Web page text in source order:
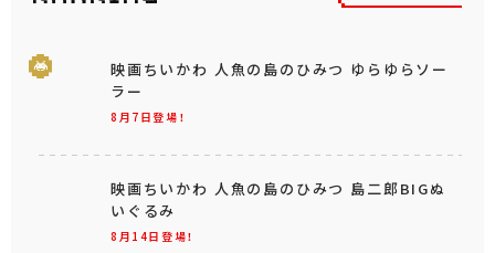
8月7日登場！
映画ちいかわ 人魚の島のひみつ ゆらゆらソー
ラー
8月14日登場！
映画ちいかわ 人魚の島のひみつ 島二郎BIGぬ
いぐるみ